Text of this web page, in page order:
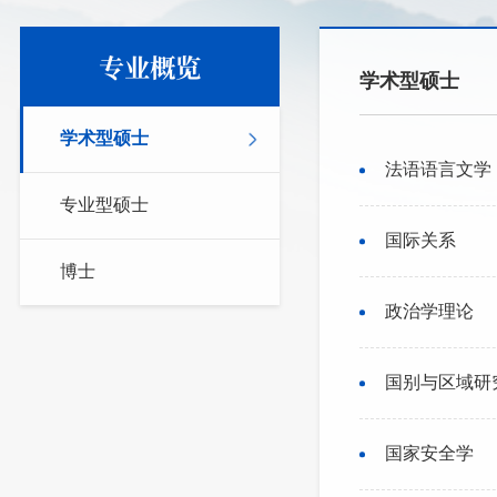
专业概览
学术型硕士
专业型硕士
博士
学术型硕士
法语语言文学
国际关系
政治学理论
国别与区域研
国家安全学